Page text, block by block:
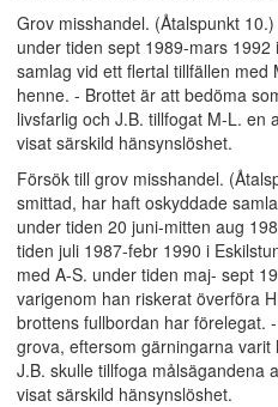
Grov misshandel. (Åtalspunkt
under tiden sept 1989-mars
samlag vid ett flertal tillfällen med
henne. - Brottet är att bedöma
livsfarlig och J.B. tillfogat M-L. en
visat särskild hänsynslöshet.
Försök till grov misshandel.
smittad, har haft oskyddade
under tiden 20 juni-mitten aug
tiden juli 1987-febr 1990 i
med A-S. under tiden maj- sept
varigenom han riskerat överföra
brottens fullbordan har förelegat.
grova, eftersom gärningarna
J.B. skulle tillfoga målsägandena
visat särskild hänsynslöshet.